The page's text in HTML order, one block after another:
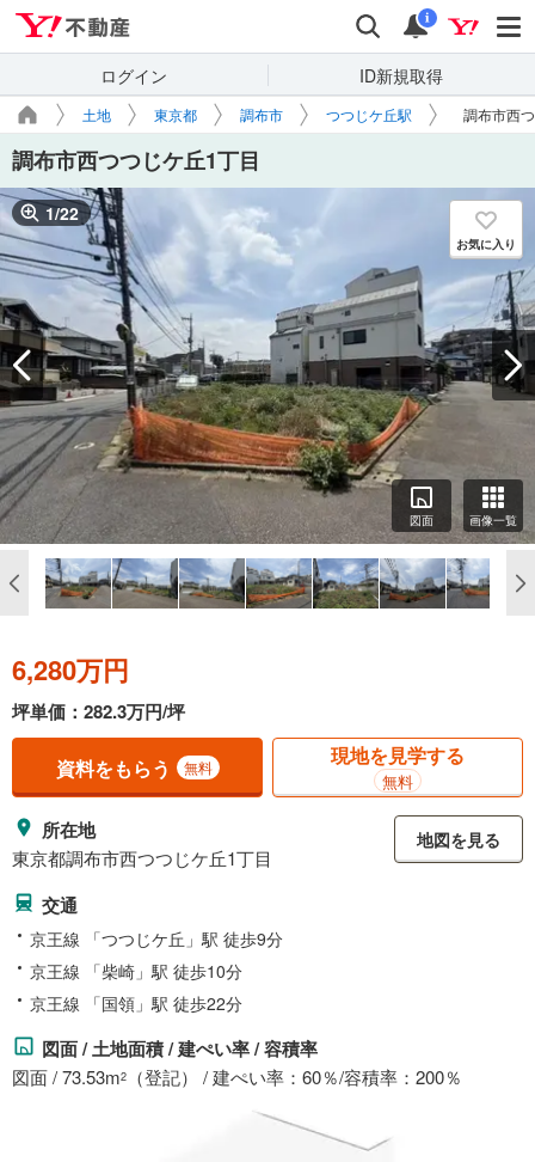
検索 通知
i
ログイン ID新規取得
土地 東京都 調布市 つつじケ丘駅 調布市西
調布市西つつじケ丘1丁目
1/22
お気に入り
図面 画像一覧
6,280万円
坪単価：282.3万円/坪
資料をもらう 無料 現地を見学する
無料
所在地
東京都調布市西つつじケ丘1丁目
地図を見る
交通
京王線 「つつじケ丘」駅 徒歩9分
京王線 「柴崎」駅 徒歩10分
京王線 「国領」駅 徒歩22分
図面 / 土地面積 / 建ぺい率 / 容積率
図面 / 73.53m2 （登記） / 建ぺい率：60％/容積率：200％